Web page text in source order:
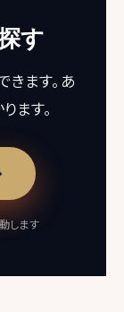
す
きます。あ
ます。
します